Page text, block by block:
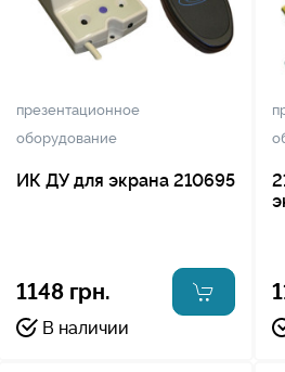
презентационное
оборудование
ИК ДУ для экрана 210695
1148 грн.
В наличии